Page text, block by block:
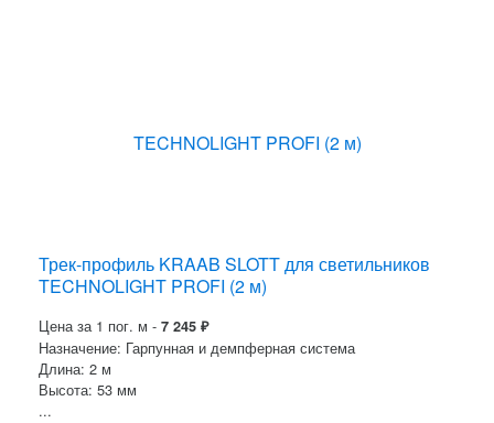
Трек-профиль KRAAB SLOTT для светильников
TECHNOLIGHT PROFI (2 м)
Цена за 1 пог. м - 7 245 ₽
Назначение: Гарпунная и демпферная система
Длина: 2 м
Высота: 53 мм
...